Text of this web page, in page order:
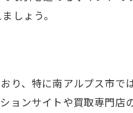
しょう。
り、特に南アルプス市で
ンサイトや買取専門店